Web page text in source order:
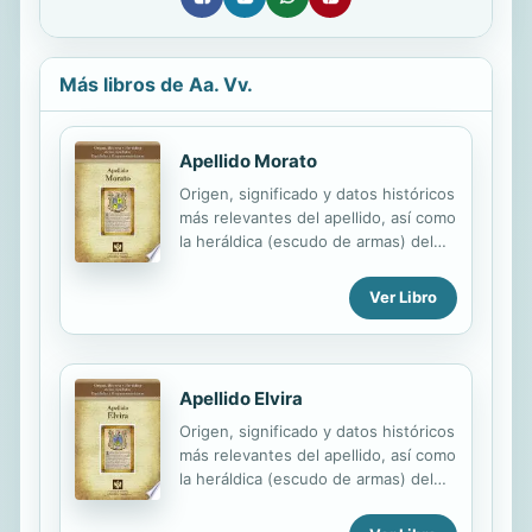
Más libros de Aa. Vv.
Apellido Morato
Origen, significado y datos históricos
más relevantes del apellido, así como
la heráldica (escudo de armas) del
edición de todas nuestras láminas
nos regimos por un estricto
protocolo cuya finalidad es la de
garantizar la veracidad y utilidad de la
simbolismo de los principales
esmaltes, metales y piezas
heráldicas.
Ver Libro
Apellido Elvira
Origen, significado y datos históricos
más relevantes del apellido, así como
la heráldica (escudo de armas) del
edición de todas nuestras láminas